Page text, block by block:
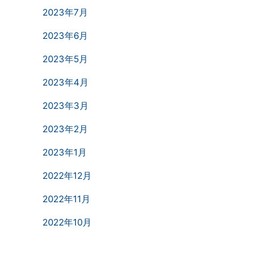
2023年7月
2023年6月
2023年5月
2023年4月
2023年3月
2023年2月
2023年1月
2022年12月
2022年11月
2022年10月